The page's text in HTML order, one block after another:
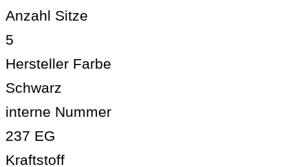
Anzahl Sitze
5
Hersteller Farbe
Schwarz
interne Nummer
237 EG
Kraftstoff